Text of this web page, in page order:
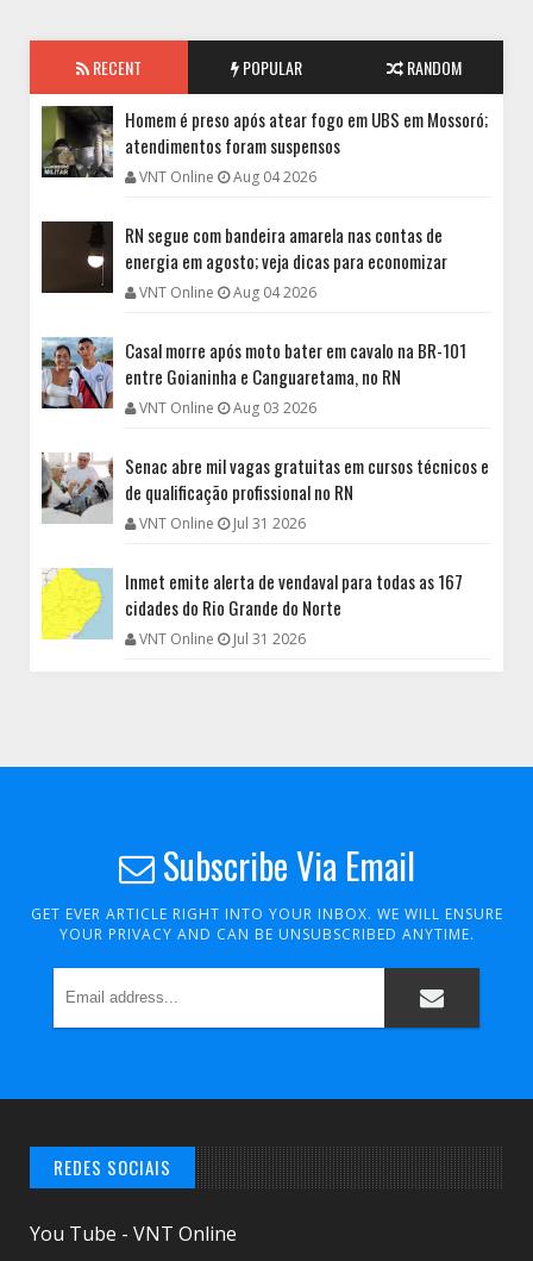
RECENT POPULAR RANDOM
Homem é preso após atear fogo em UBS em Mossoró;
atendimentos foram suspensos
VNT Online Aug 04 2026
RN segue com bandeira amarela nas contas de
energia em agosto; veja dicas para economizar
VNT Online Aug 04 2026
Casal morre após moto bater em cavalo na BR-101
entre Goianinha e Canguaretama, no RN
VNT Online Aug 03 2026
Senac abre mil vagas gratuitas em cursos técnicos e
de qualificação profissional no RN
VNT Online Jul 31 2026
Inmet emite alerta de vendaval para todas as 167
cidades do Rio Grande do Norte
VNT Online Jul 31 2026
Subscribe Via Email
GET EVER ARTICLE RIGHT INTO YOUR INBOX. WE WILL ENSURE
YOUR PRIVACY AND CAN BE UNSUBSCRIBED ANYTIME.
REDES SOCIAIS
You Tube - VNT Online